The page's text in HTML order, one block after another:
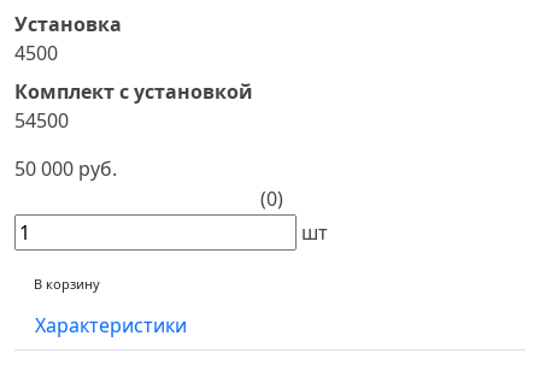
Установка
4500
Комплект с установкой
54500
50 000 руб.
(0)
шт
В корзину
Характеристики